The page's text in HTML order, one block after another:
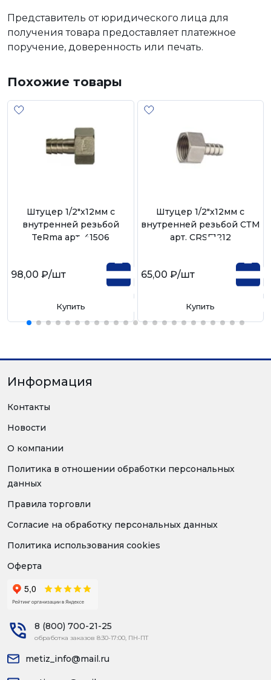
Представитель от юридического лица для
получения товара предоставляет платежное
поручение, доверенность или печать.
Похожие товары
Штуцер 1/2"х12мм с
внутренней резьбой
TeRma арт. 41506
98,00 ₽/шт
Купить
Штуцер 1/2"х12мм с
внутренней резьбой СТМ
арт. CRSF1212
65,00 ₽/шт
Купить
Информация
Контакты
Новости
О компании
Политика в отношении обработки персональных
данных
Правила торговли
Согласие на обработку персональных данных
Политика использования cookies
Оферта
8 (800) 700-21-25
обработка заказов 8:30-17:00, ПН-ПТ
metiz_info@mail.ru